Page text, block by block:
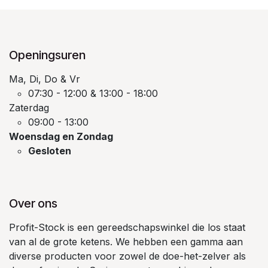
Openingsuren
Ma, Di, Do & Vr
07:30 - 12:00 & 13:00 - 18:00
Zaterdag
09:00 - 13:00
Woensdag en Zondag
Gesloten
Over ons
Profit-Stock is een gereedschapswinkel die los staat
van al de grote ketens. We hebben een gamma aan
diverse producten voor zowel de doe-het-zelver als